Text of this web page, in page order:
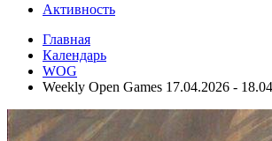
Активность
Главная
Календарь
WOG
Weekly Open Games 17.04.2026 -